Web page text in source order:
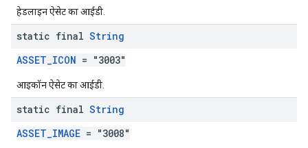
हेडलाइन ऐसेट का आईडी.
static final String
ASSET_ICON = "3003"
आइकॉन ऐसेट का आईडी.
static final String
ASSET_IMAGE = "3008"